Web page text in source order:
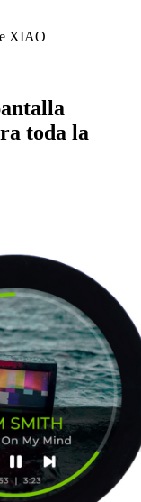
XIAO
toda la